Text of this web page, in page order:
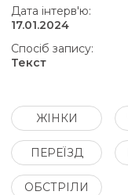
Дата інтерв'ю:
17.01.2024
Спосіб запису:
Текст
ЖІНКИ
ПЕРЕЇЗД
ОБСТРІЛИ